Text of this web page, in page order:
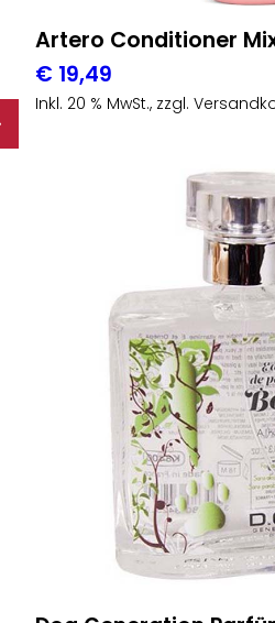
Artero Conditioner
€ 19,49
Inkl. 20 % MwSt., zzgl.